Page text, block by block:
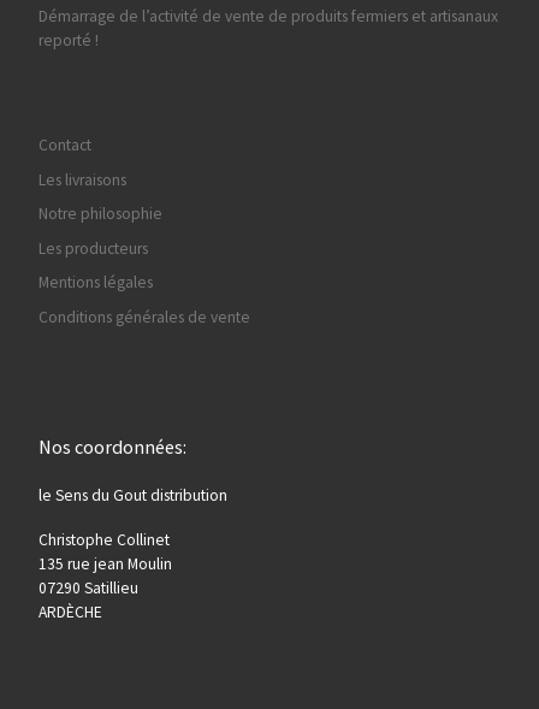
Démarrage de l’activité de vente de produits fermiers et artisanaux
reporté !
Contact
Les livraisons
Notre philosophie
Les producteurs
Mentions légales
Conditions générales de vente
Nos coordonnées:
le Sens du Gout distribution
Christophe Collinet
135 rue jean Moulin
07290 Satillieu
ARDÈCHE